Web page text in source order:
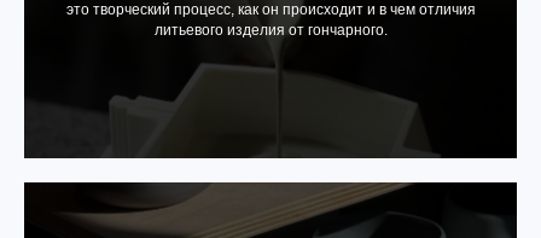
это творческий процесс, как он происходит и в чем отличия
литьевого изделия от гончарного.